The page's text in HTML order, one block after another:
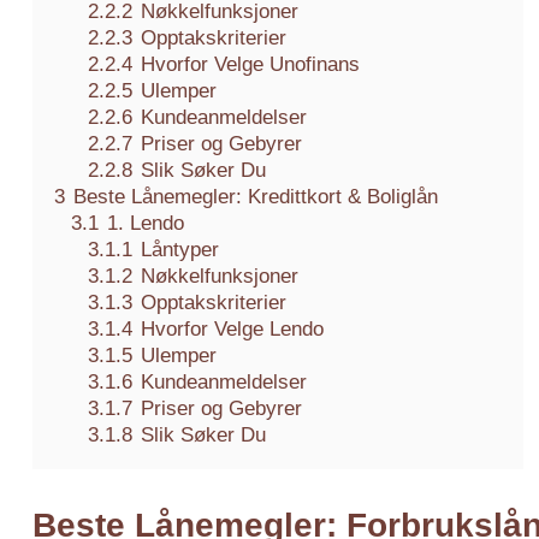
2.2.2 Nøkkelfunksjoner
2.2.3 Opptakskriterier
2.2.4 Hvorfor Velge Unofinans
2.2.5 Ulemper
2.2.6 Kundeanmeldelser
2.2.7 Priser og Gebyrer
2.2.8 Slik Søker Du
3 Beste Lånemegler: Kredittkort & Boliglån
3.1 1. Lendo
3.1.1 Låntyper
3.1.2 Nøkkelfunksjoner
3.1.3 Opptakskriterier
3.1.4 Hvorfor Velge Lendo
3.1.5 Ulemper
3.1.6 Kundeanmeldelser
3.1.7 Priser og Gebyrer
3.1.8 Slik Søker Du
Beste Lånemegler: